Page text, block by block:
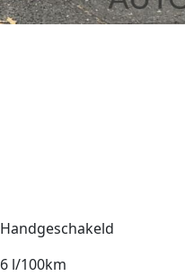
Handgeschakeld
6 l/100km